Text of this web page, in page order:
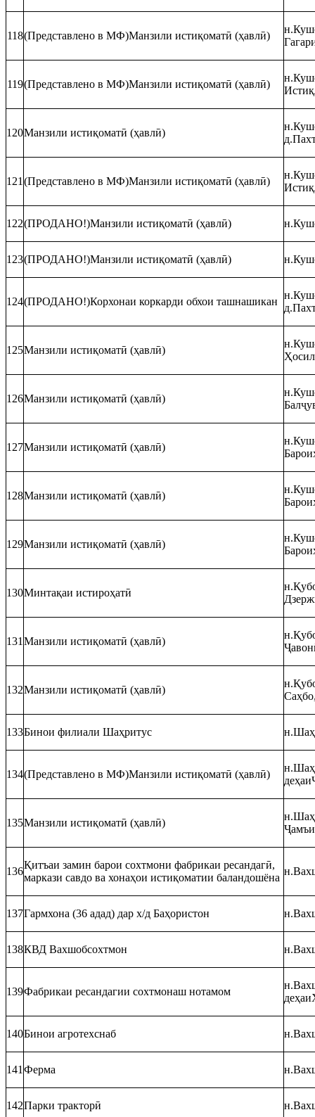
118(Представлено в МФ)Манзили истиқоматӣ (ҳавлӣ)
119(Представлено в МФ)Манзили истиқоматӣ (ҳавлӣ)
120Манзили истиқоматӣ (ҳавлӣ)
121 (Представлено в МФ)Манзили истиқоматӣ (ҳавлӣ)
122(ПРОДАНО!)Манзили истиқоматӣ (ҳавлӣ)
123(ПРОДАНО!)Манзили истиқоматӣ (ҳавлӣ)
124(ПРОДАНО!)Корхонаи коркарди обхои ташнашикан
125Манзили истиқоматӣ (ҳавлӣ)
126Манзили истиқоматӣ (ҳавлӣ)
127Манзили истиқоматӣ (ҳавлӣ)
128Манзили истиқоматӣ (ҳавлӣ)
129Манзили истиқоматӣ (ҳавлӣ)
130Минтақаи истироҳатӣ
131 Манзили истиқоматӣ (ҳавлӣ)
132Манзили истиқоматӣ (ҳавлӣ)
133Бинои филиали Шаҳритус
134(Представлено в МФ)Манзили истиқоматӣ (ҳавлӣ)
135Манзили истиқоматӣ (ҳавлӣ)
136
Қитъаи замин барои сохтмони фабрикаи ресандагӣ,
маркази савдо ва хонаҳои истиқоматии баландошёна
137Гармхона (36 адад) дар х/д Баҳористон
138КВД Вахшобсохтмон
139Фабрикаи ресандагии сохтмонаш нотамом
140Бинои агротехснаб
141 Ферма
142Парки тракторӣ